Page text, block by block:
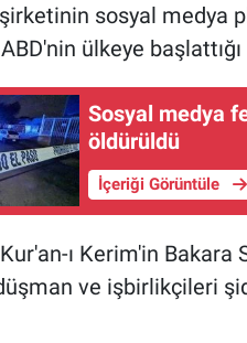
sosyal medya
ülkeye
Sosyal medya
öldürüldü
İçeriği Görüntüle
ı Kerim'in Bakara
ve işbirlikçileri